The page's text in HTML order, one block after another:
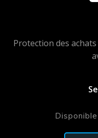
Protection des